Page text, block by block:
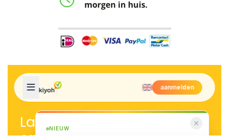
telefoon gebruik maken. De externe batterij kan jouw
kan je wel meteen van het extra accuniveau gebruik maken.
Dus of je nu thuis of op je werk bent, je kan op iedere plek van
HTC batterij.
Externe batterijen van hoge kwaliteit bij de Powerbankgigant
je bij de Powerbankgigant aan het juiste adres. Wij kunnen jou
namelijk voorzien van externe batterijen voor je HTC waarmee